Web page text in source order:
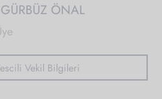
ÖNAL
Vekil Bilgileri